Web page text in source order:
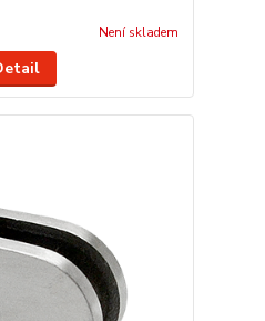
Není skladem